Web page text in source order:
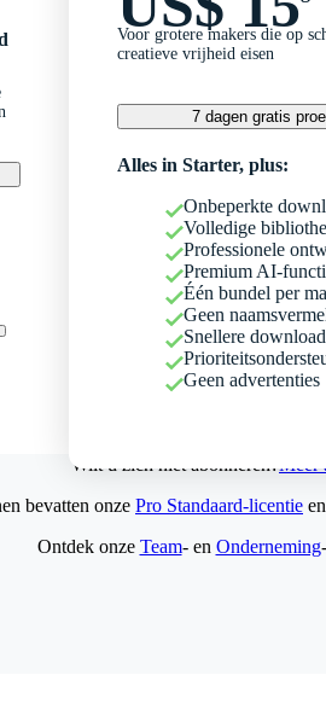
Voor grotere makers die op
creatieve vrijheid eisen
7 dagen gratis
Alles in Starter, plus:
Onbeperkte
Volledige
Professionele
Premium AI-
Één bundel per
Geen
Snellere
Geen advertenties
Wilt u zich niet abonneren?Meer
bevatten onze Pro Standaard-licentie
Ontdek onze Team- en Onderneming